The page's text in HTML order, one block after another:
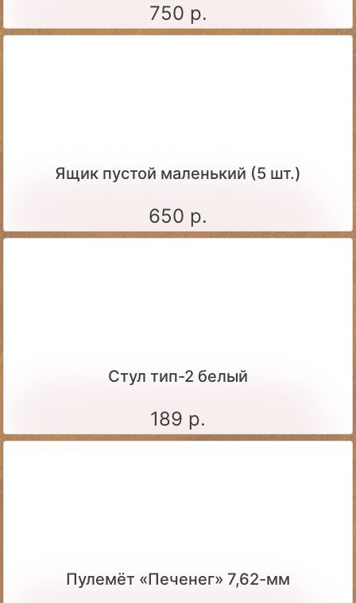
750 р.
Ящик пустой маленький (5 шт.)
650 р.
Стул тип-2 белый
189 р.
Пулемёт «Печенег» 7,62-мм